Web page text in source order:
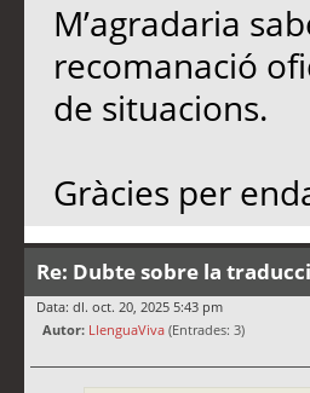
M’agradaria
recomanació
de situacions.
Gràcies per
Re: Dubte sobre la
Data: dl. oct. 20, 2025 5:43 pm
Autor: LlenguaViva (Entrades: 3)